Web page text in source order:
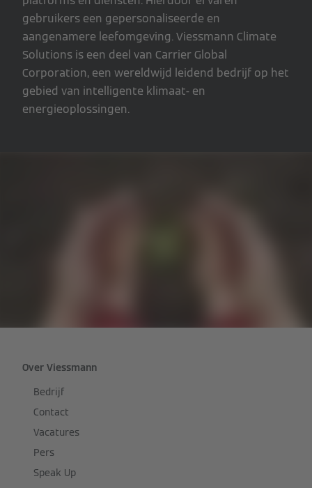
gebruikers een gepersonaliseerde en
aangenamere leefomgeving. Viessmann Climate
Solutions is een deel van Carrier Global
Corporation, een wereldwijd leidend bedrijf op het
gebied van intelligente klimaat- en
energieoplossingen.
Over Viessmann
Bedrijf
Contact
Vacatures
Pers
Speak Up